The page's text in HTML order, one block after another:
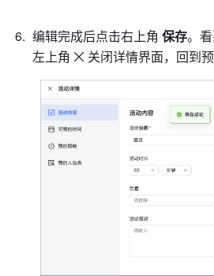
编辑完成后点击右上角 保存。
左上角
关闭详情界面，回到